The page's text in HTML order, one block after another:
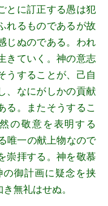
とに訂正する愚は犯
れるものであるが故
じぬのである。われ
きていく。神の意志
うすることが、己自
、なにがしかの貢献
る。またそうするこ
の敬意を表明する
唯一の献上物なので
崇拝する。神を敬慕
御計画に疑念を挟
無礼はせぬ。